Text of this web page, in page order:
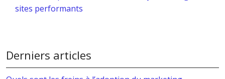
sites performants
Derniers articles